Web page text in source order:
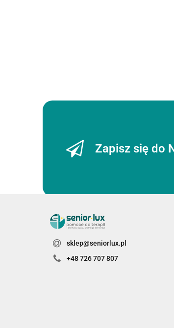
Zapisz się do
sklep@seniorlux.pl
+48 726 707 807